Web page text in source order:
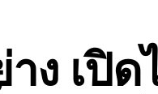
ง เปิ